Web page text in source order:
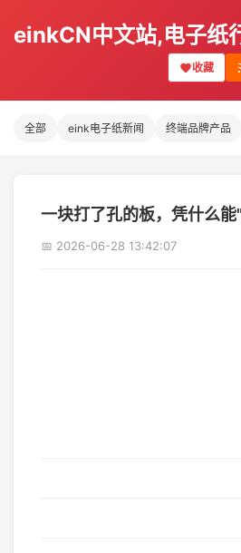
einkCN中文站,电子纸
收藏
全部 eink电子纸新闻 终端品牌产品
一块打了孔的板，凭什么
📅 2026-06-28 13:42:07